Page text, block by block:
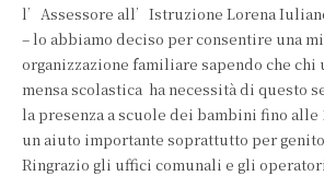
l’Assessore all’Istruzione Lorena
– lo abbiamo deciso per consentire una
organizzazione familiare sapendo che
mensa scolastica ha necessità di questo
la presenza a scuole dei bambini fino alle
un aiuto importante soprattutto per
Ringrazio gli uffici comunali e gli